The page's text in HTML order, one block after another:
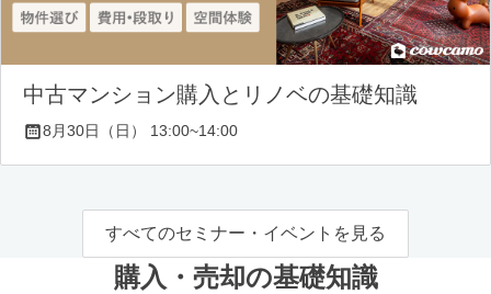
中古マンション購入とリノベの基礎知識
8月30日（日） 13:00~14:00
すべてのセミナー・イベントを見る
購入・売却の基礎知識